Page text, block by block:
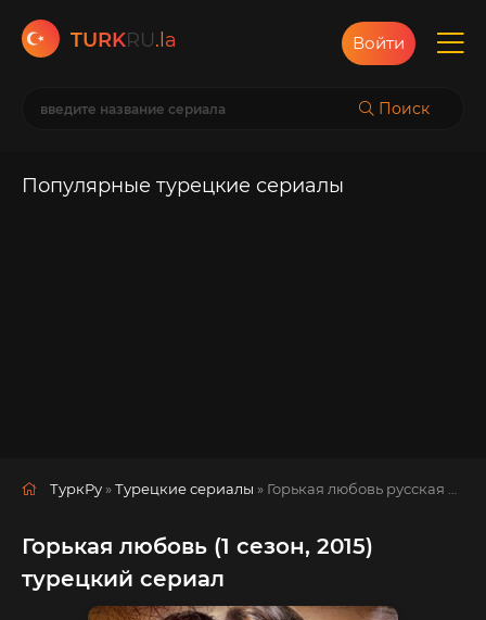
TURKRU.la
Поиск
Войти
Популярные турецкие сериалы
ТуркРу »Турецкие сериалы » Горькая любовь русская озвучка смотреть полностью онлайн!
Горькая любовь (1 сезон, 2015)
турецкий сериал